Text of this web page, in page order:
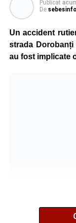
În urma
îngrijiri medicale
Motociclistul a
Publicat
De
Un accident
strada
au fost implicate